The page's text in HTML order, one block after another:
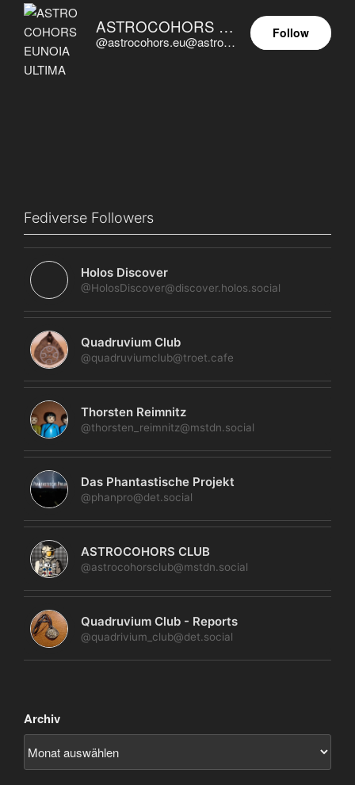
ASTROCOHORS EUNOIA ULTIMA
@astrocohors.eu@astrocohors.eu
Follow
Fediverse Followers
Holos Discover
@HolosDiscover@discover.holos.social
Quadruvium Club
@quadruviumclub@troet.cafe
Thorsten Reimnitz
@thorsten_reimnitz@mstdn.social
Das Phantastische Projekt
@phanpro@det.social
ASTROCOHORS CLUB
@astrocohorsclub@mstdn.social
Quadruvium Club - Reports
@quadrivium_club@det.social
Archiv